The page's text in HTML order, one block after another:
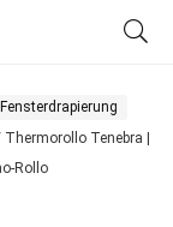
Fensterdrapierung
Tenebra |
Rollo